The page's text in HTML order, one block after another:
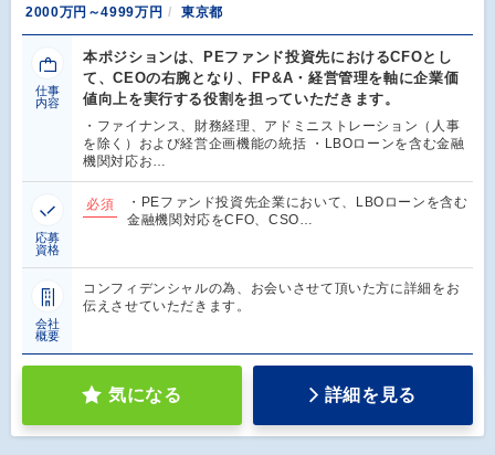
2000万円～4999万円 東京都
仕事
内容
本ポジションは、PEファンド投資先におけるCFOとし
て、CEOの右腕となり、FP&A・経営管理を軸に企業価
値向上を実行する役割を担っていただきます。
・ファイナンス、財務経理、アドミニストレーション（人事
を除く）および経営企画機能の統括 ・LBOローンを含む金融
機関対応お…
応募
資格
必須
・PEファンド投資先企業において、LBOローンを含む
金融機関対応をCFO、CSO…
会社
概要
コンフィデンシャルの為、お会いさせて頂いた方に詳細をお
伝えさせていただきます。
気になる 詳細を見る